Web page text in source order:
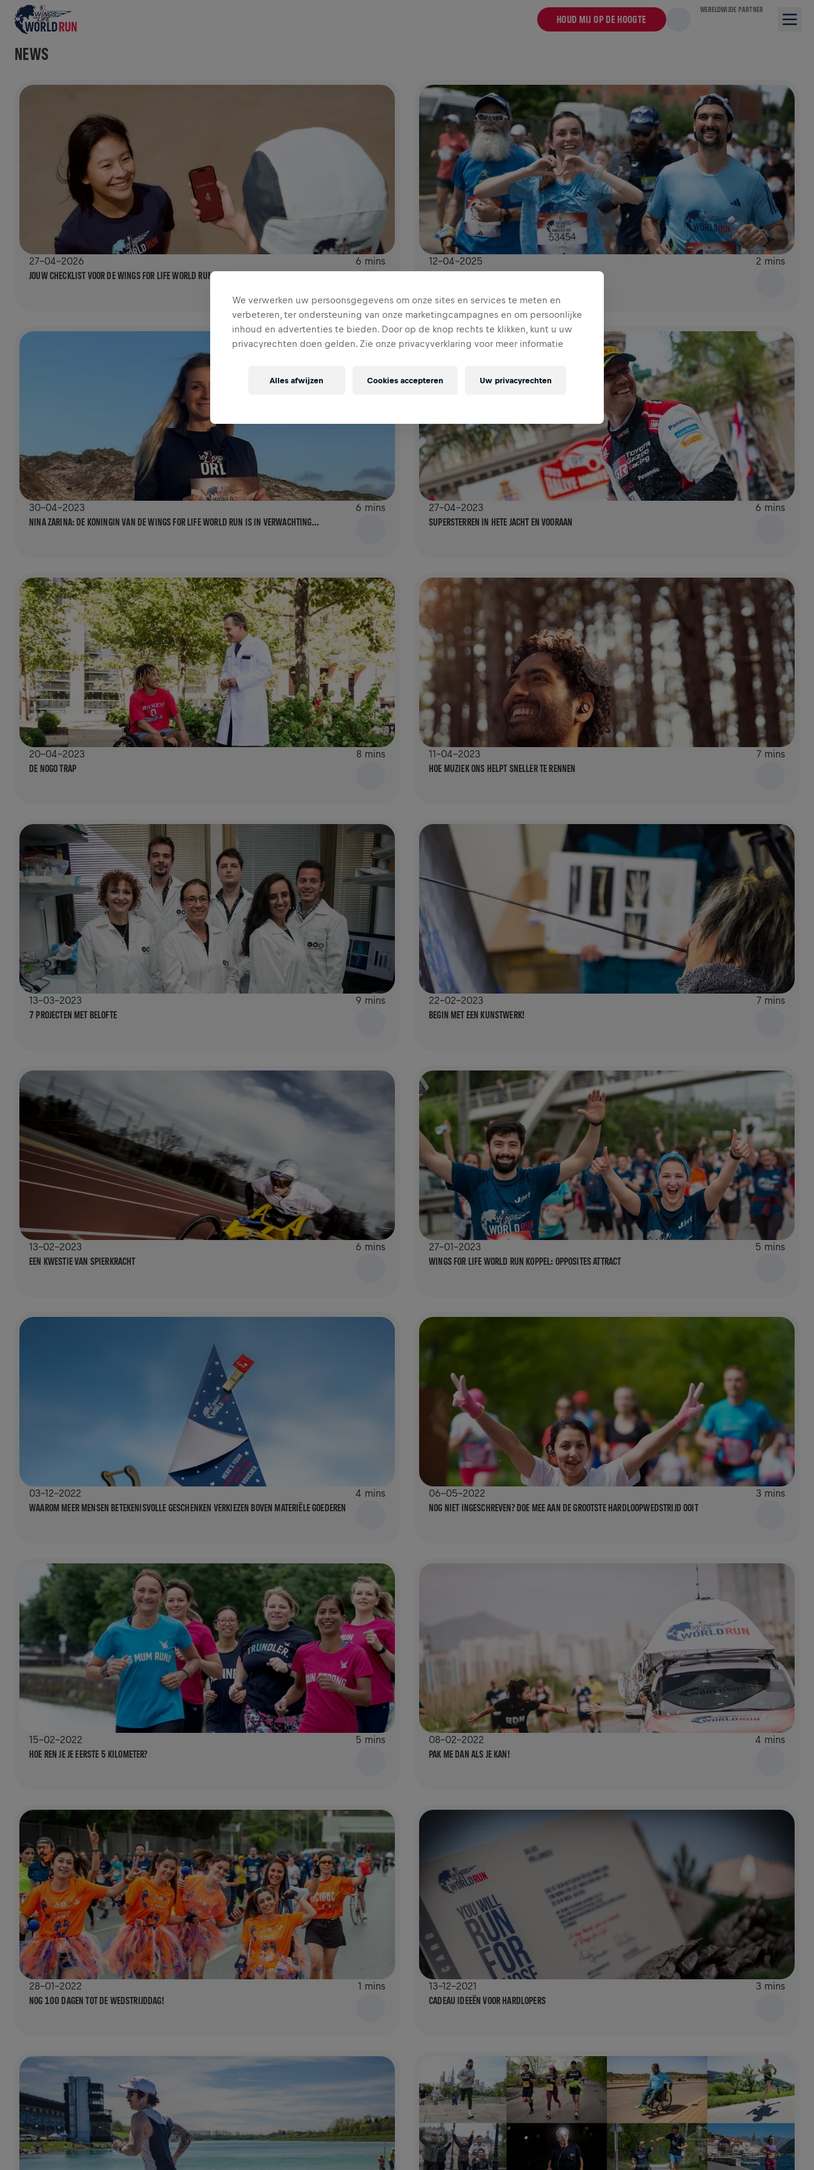
HOUD MIJ OP DE HOOGTE
WERELDWIJDE PARTNER
NEWS
27-04-2026
6 mins
JOUW CHECKLIST VOOR DE WINGS FOR LIFE WORLD RUN
12-04-2025
2 mins
30-04-2023
6 mins
NINA ZARINA: DE KONINGIN VAN DE WINGS FOR LIFE WORLD RUN IS IN VERWACHTING...
27-04-2023
6 mins
SUPERSTERREN IN HETE JACHT EN VOORAAN
20-04-2023
8 mins
DE NOGO TRAP
11-04-2023
7 mins
HOE MUZIEK ONS HELPT SNELLER TE RENNEN
13-03-2023
9 mins
7 PROJECTEN MET BELOFTE
22-02-2023
7 mins
BEGIN MET EEN KUNSTWERK!
13-02-2023
6 mins
EEN KWESTIE VAN SPIERKRACHT
27-01-2023
5 mins
WINGS FOR LIFE WORLD RUN KOPPEL: OPPOSITES ATTRACT
03-12-2022
4 mins
WAAROM MEER MENSEN BETEKENISVOLLE GESCHENKEN VERKIEZEN BOVEN MATERIËLE GOEDEREN
06-05-2022
3 mins
NOG NIET INGESCHREVEN? DOE MEE AAN DE GROOTSTE HARDLOOPWEDSTRIJD OOIT
15-02-2022
5 mins
HOE REN JE JE EERSTE 5 KILOMETER?
08-02-2022
4 mins
PAK ME DAN ALS JE KAN!
28-01-2022
1 mins
NOG 100 DAGEN TOT DE WEDSTRIJDDAG!
13-12-2021
3 mins
CADEAU IDEEËN VOOR HARDLOPERS
We verwerken uw persoonsgegevens om onze sites en services te meten en
verbeteren, ter ondersteuning van onze marketingcampagnes en om persoonlijke
inhoud en advertenties te bieden. Door op de knop rechts te klikken, kunt u uw
privacyrechten doen gelden. Zie onze privacyverklaring voor meer informatie
Uw privacyrechten
Alles afwijzen Cookies accepteren